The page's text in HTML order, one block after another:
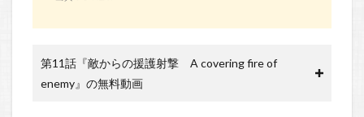
第11話『敵からの援護射撃 A covering fire of
enemy』の無料動画